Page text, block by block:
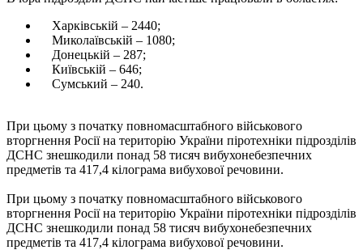
Харківській – 2440;
Миколаївській – 1080;
Донецькій – 287;
Київській – 646;
Сумський – 240.
При цьому з початку повномасштабного військового
вторгнення Росії на територію України піротехніки підрозділів
ДСНС знешкодили понад 58 тисяч вибухонебезпечних
предметів та 417,4 кілограма вибухової речовини.
При цьому з початку повномасштабного військового
вторгнення Росії на територію України піротехніки підрозділів
ДСНС знешкодили понад 58 тисяч вибухонебезпечних
предметів та 417,4 кілограма вибухової речовини.